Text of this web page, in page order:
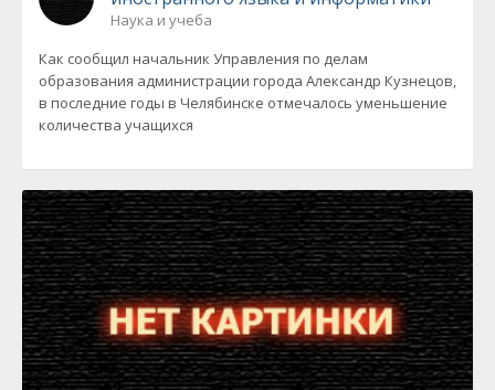
Наука и учеба
Как сообщил начальник Управления по делам
образования администрации города Александр Кузнецов,
в последние годы в Челябинске отмечалось уменьшение
количества учащихся